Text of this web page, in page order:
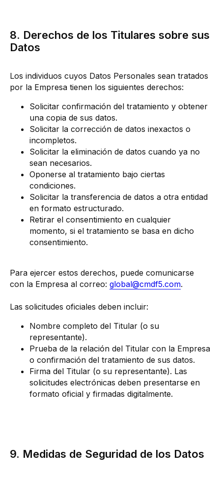
8. Derechos de los Titulares sobre sus
Datos
Los individuos cuyos Datos Personales sean tratados
por la Empresa tienen los siguientes derechos:
Solicitar confirmación del tratamiento y obtener
una copia de sus datos.
Solicitar la corrección de datos inexactos o
incompletos.
Solicitar la eliminación de datos cuando ya no
sean necesarios.
Oponerse al tratamiento bajo ciertas
condiciones.
Solicitar la transferencia de datos a otra entidad
en formato estructurado.
Retirar el consentimiento en cualquier
momento, si el tratamiento se basa en dicho
consentimiento.
Para ejercer estos derechos, puede comunicarse
con la Empresa al correo: global@cmdf5.com.
Las solicitudes oficiales deben incluir:
Nombre completo del Titular (o su
representante).
Prueba de la relación del Titular con la Empresa
o confirmación del tratamiento de sus datos.
Firma del Titular (o su representante). Las
solicitudes electrónicas deben presentarse en
formato oficial y firmadas digitalmente.
9. Medidas de Seguridad de los Datos